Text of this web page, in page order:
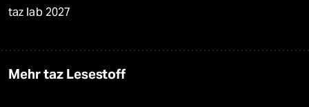
taz lab 2027
Mehr taz Lesestoff